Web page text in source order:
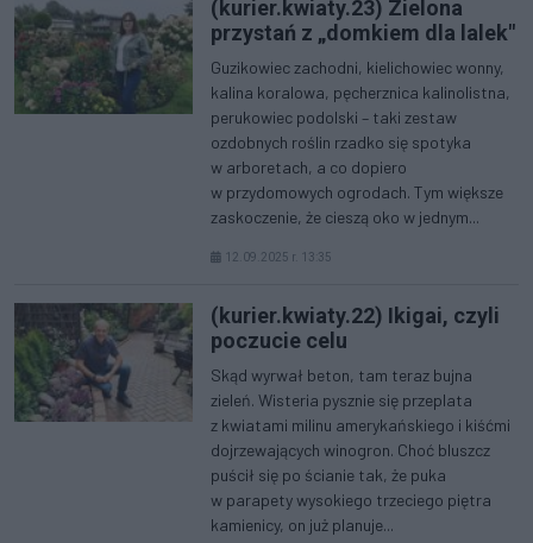
(kurier.kwiaty.23) Zielona
przystań z „domkiem dla lalek"
Guzikowiec zachodni, kielichowiec wonny,
kalina koralowa, pęcherznica kalinolistna,
perukowiec podolski – taki zestaw
ozdobnych roślin rzadko się spotyka
w arboretach, a co dopiero
w przydomowych ogrodach. Tym większe
zaskoczenie, że cieszą oko w jednym...
12.09.2025 r. 13:35
(kurier.kwiaty.22) Ikigai, czyli
poczucie celu
Skąd wyrwał beton, tam teraz bujna
zieleń. Wisteria pysznie się przeplata
z kwiatami milinu amerykańskiego i kiśćmi
dojrzewających winogron. Choć bluszcz
puścił się po ścianie tak, że puka
w parapety wysokiego trzeciego piętra
kamienicy, on już planuje...